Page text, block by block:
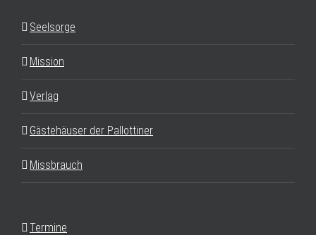
Seelsorge
Mission
Verlag
Gästehäuser der Pallottiner
Missbrauch
Termine